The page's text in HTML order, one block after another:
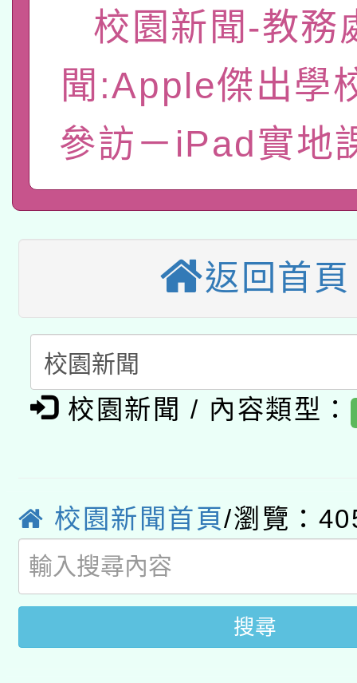
「數位內容與教學軟
pilot」
有關大陸委員會函釋公
薪期間赴陸應申請許可
轉知經濟部水利署委託
業技術研究院辦理「
用水績優單位及節水達
動」
115年8月22日(星期六
桃園市孔廟祈福系列
本校115學年度第2次
招甄選結果公告(無人
適應運動共學行動站研
本館辦理115年度閱讀
暨閱讀推動專業研習
科技賦能─人工智慧
礎課程
A3數位素養講師名單
「數位內容與教學軟
薪期間赴陸應申請許可
轉知經濟部水利署委託
業技術研究院辦理「
用水績優單位及節水達
115年8月22日(星期六
桃園市孔廟祈福系列
開 智慧啟航」
2026年桃園地景藝術
校園新聞-教務
聞:Apple傑出學
參訪－iPad實地
返回首頁
校園新聞 / 內容類型：
校園新聞首頁/瀏覽：
搜尋